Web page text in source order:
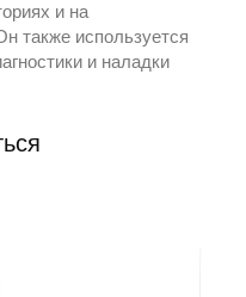
и на
также используется
и наладки